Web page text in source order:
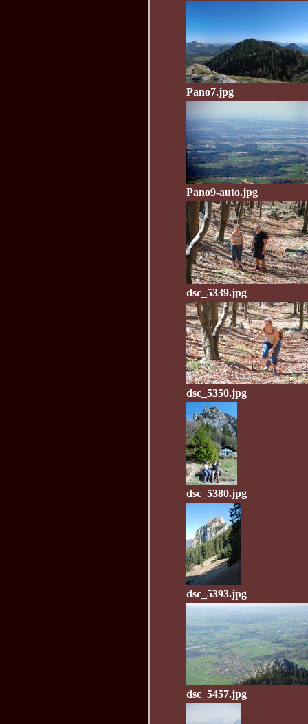
Pano7.jpg
Pano9-auto.jpg
dsc_5339.jpg
dsc_5350.jpg
dsc_5380.jpg
dsc_5393.jpg
dsc_5457.jpg